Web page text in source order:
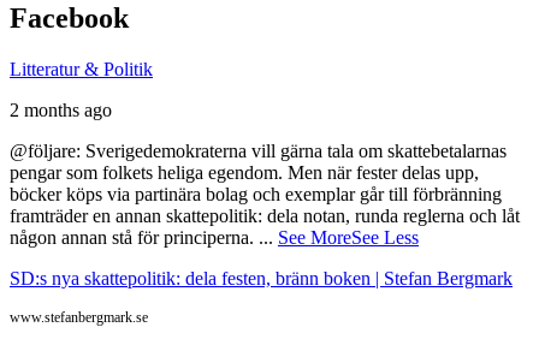
Facebook
Litteratur & Politik
2 months ago
@följare: Sverigedemokraterna vill gärna tala om skattebetalarnas
pengar som folkets heliga egendom. Men när fester delas upp,
böcker köps via partinära bolag och exemplar går till förbränning
framträder en annan skattepolitik: dela notan, runda reglerna och låt
någon annan stå för principerna. ... See MoreSee Less
SD:s nya skattepolitik: dela festen, bränn boken | Stefan Bergmark
www.stefanbergmark.se